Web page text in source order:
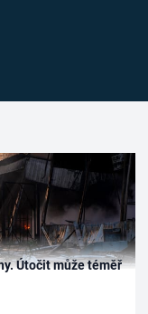
Útočit může téměř